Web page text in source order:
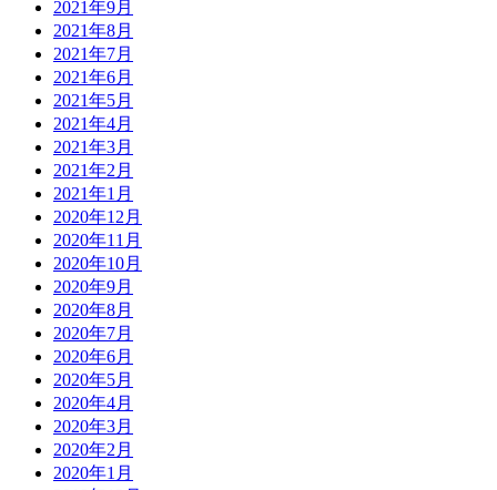
2021年9月
2021年8月
2021年7月
2021年6月
2021年5月
2021年4月
2021年3月
2021年2月
2021年1月
2020年12月
2020年11月
2020年10月
2020年9月
2020年8月
2020年7月
2020年6月
2020年5月
2020年4月
2020年3月
2020年2月
2020年1月